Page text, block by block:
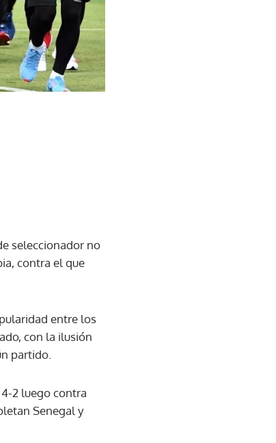
seleccionador no
contra el que
entre los
con la ilusión
partido.
2 luego contra
Senegal y